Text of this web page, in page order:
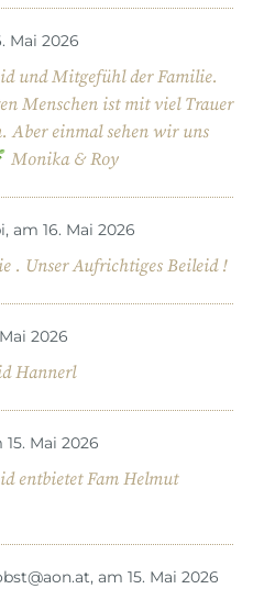
Mai 2026
und Mitgefühl der Familie.
Menschen ist mit viel Trauer
Aber einmal sehen wir uns
Monika & Roy
am 16. Mai 2026
. Unser Aufrichtiges Beileid !
2026
Hannerl
Mai 2026
entbietet Fam Helmut
am 15. Mai 2026